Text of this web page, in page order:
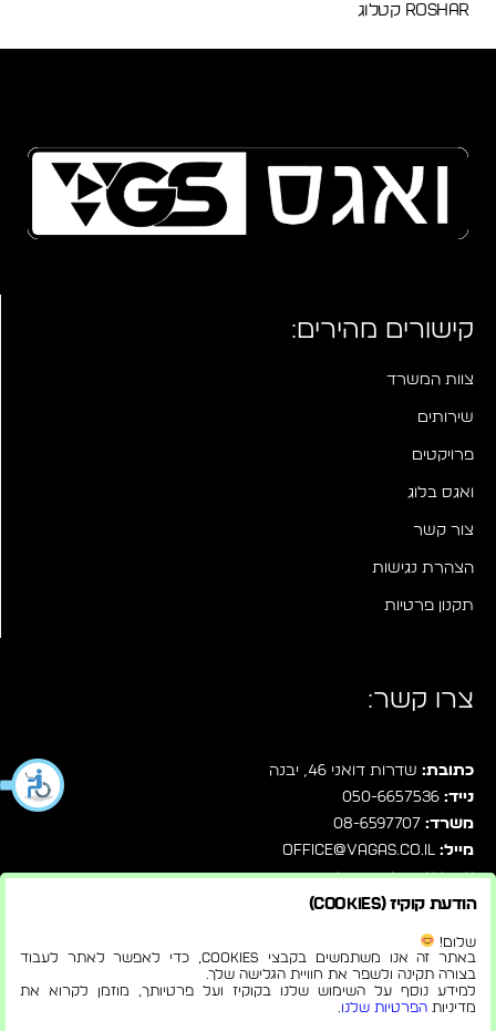
Roshar קטלוג
קישורים מהירים:
צוות המשרד
שירותים
פרויקטים
ואגס בלוג
צור קשר
הצהרת נגישות
תקנון פרטיות
צרו קשר:
כתובת: שדרות דואני 46, יבנה
נייד: 050-6657536
משרד: 08-6597707
מייל: office@vagas.co.il
עקבו אחרינו בפייסבוק
שלחו לנו הודעה ישירות בוואטסאפ
הודעת קוקיז (Cookies)
שלום!
באתר זה אנו משתמשים בקבצי Cookies, כדי לאפשר לאתר לעבוד
בצורה תקינה ולשפר את חוויית הגלישה שלך.
למידע נוסף על השימוש שלנו בקוקיז ועל פרטיותך, מוזמן לקרוא את
מדיניות הפרטיות שלנו.